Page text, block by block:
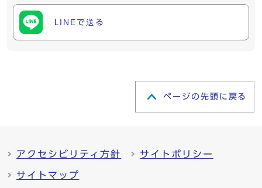
LINEで送る
ページの先頭に戻る
アクセシビリティ方針 サイトポリシー
サイトマップ